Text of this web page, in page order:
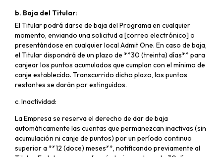
b. Baja del Titular:
El Titular podrá darse de baja del Programa en cualquier
momento, enviando una solicitud a [correo electrónico] o
presentándose en cualquier local Admit One. En caso de baja,
el Titular dispondrá de un plazo de **30 (treinta) días** para
canjear los puntos acumulados que cumplan con el mínimo de
canje establecido. Transcurrido dicho plazo, los puntos
restantes se darán por extinguidos.
c. Inactividad:
La Empresa se reserva el derecho de dar de baja
automáticamente las cuentas que permanezcan inactivas (sin
acumulación ni canje de puntos) por un período continuo
superior a **12 (doce) meses**, notificando previamente al